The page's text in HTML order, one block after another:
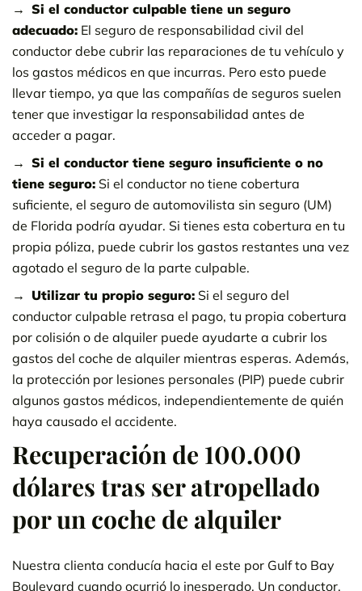
Si el conductor culpable tiene un seguro
adecuado: El seguro de responsabilidad civil del
conductor debe cubrir las reparaciones de tu vehículo y
los gastos médicos en que incurras. Pero esto puede
llevar tiempo, ya que las compañías de seguros suelen
tener que investigar la responsabilidad antes de
acceder a pagar.
Si el conductor tiene seguro insuficiente o no
tiene seguro: Si el conductor no tiene cobertura
suficiente, el seguro de automovilista sin seguro (UM)
de Florida podría ayudar. Si tienes esta cobertura en tu
propia póliza, puede cubrir los gastos restantes una vez
agotado el seguro de la parte culpable.
Utilizar tu propio seguro: Si el seguro del
conductor culpable retrasa el pago, tu propia cobertura
por colisión o de alquiler puede ayudarte a cubrir los
gastos del coche de alquiler mientras esperas. Además,
la protección por lesiones personales (PIP) puede cubrir
algunos gastos médicos, independientemente de quién
haya causado el accidente.
Recuperación de 100.000
dólares tras ser atropellado
por un coche de alquiler
Nuestra clienta conducía hacia el este por Gulf to Bay
Boulevard cuando ocurrió lo inesperado. Un conductor,